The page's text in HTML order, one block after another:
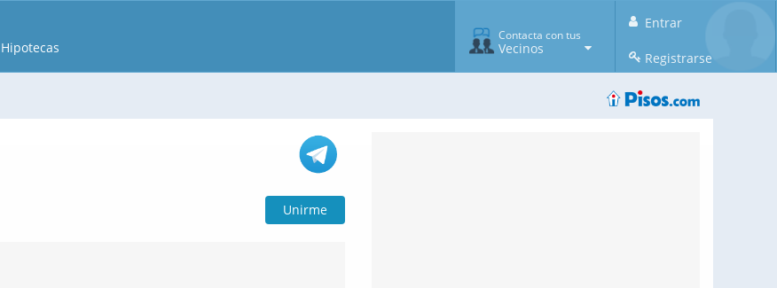
Hipotecas
Entrar
Registrarse
Contacta con tus
Vecinos
Unirme